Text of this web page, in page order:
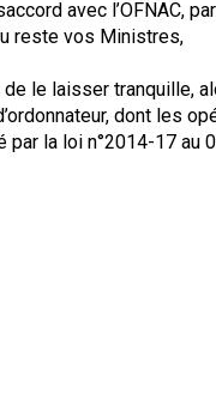
avec l’OFNAC,
reste vos Ministres,
le laisser tranquille,
dont les
par la loi n°2014-17 au